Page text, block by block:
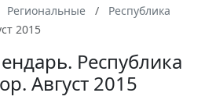
Региональные
Республика
2015
Республика
Август 2015